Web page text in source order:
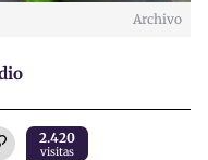
Archivo
2.420
visitas